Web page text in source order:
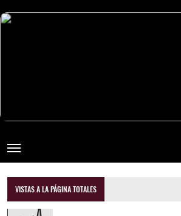
VISTAS A LA PÁGINA TOTALES